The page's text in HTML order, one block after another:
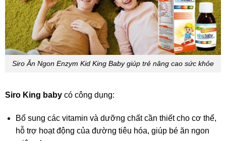
Siro Ăn Ngon Enzym Kid King Baby giúp trẻ nâng cao sức khỏe
Siro King baby có công dụng:
Bổ sung các vitamin và dưỡng chất cần thiết cho cơ thể,
hỗ trợ hoạt động của đường tiêu hóa, giúp bé ăn ngon